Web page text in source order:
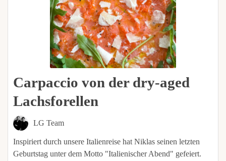
Carpaccio von der dry-aged
Lachsforellen
LG Team
Inspiriert durch unsere Italienreise hat Niklas seinen letzten
Geburtstag unter dem Motto "Italienischer Abend" gefeiert.